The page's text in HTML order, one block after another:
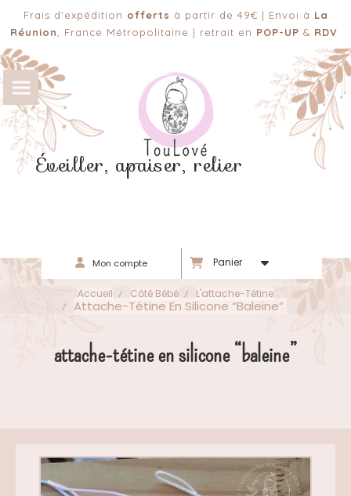
Frais d'expédition offerts à partir de 49€ | Envoi à La
Réunion , France Métropolitaine | retrait en POP-UP & RDV
Éveiller, apaiser, relier
Mon compte Panier
Accueil Côté Bébé L'attache-Tétine
Attache-Tétine En Silicone “Baleine”
attache-tétine en silicone “baleine”